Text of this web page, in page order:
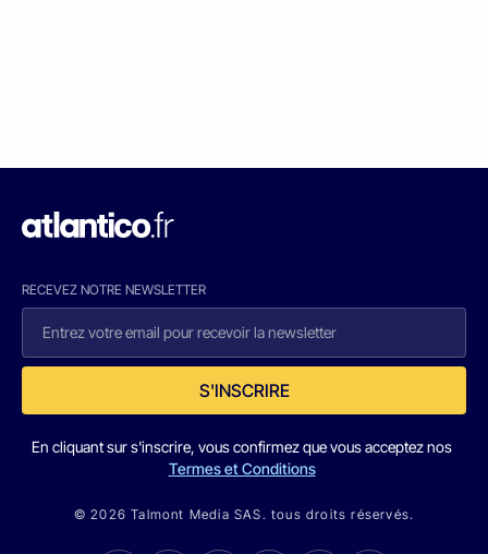
RECEVEZ NOTRE NEWSLETTER
S'INSCRIRE
En cliquant sur s'inscrire, vous confirmez que vous acceptez nos
Termes et Conditions
© 2026 Talmont Media SAS. tous droits réservés.